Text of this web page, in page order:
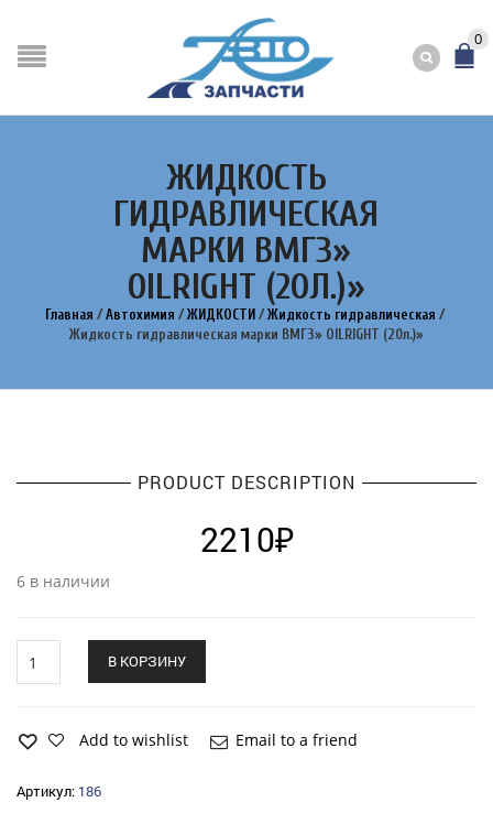
0
ЖИДКОСТЬ
ГИДРАВЛИЧЕСКАЯ
МАРКИ ВМГЗ»
OILRIGHT (20Л.)»
Главная / Автохимия / ЖИДКОСТИ / Жидкость гидравлическая /
Жидкость гидравлическая марки ВМГЗ» OILRIGHT (20л.)»
PRODUCT DESCRIPTION
2210₽
6 в наличии
гидравлическая
OILRIGHT
quantity
В КОРЗИНУ
Add to wishlist Email to a friend
Артикул: 186